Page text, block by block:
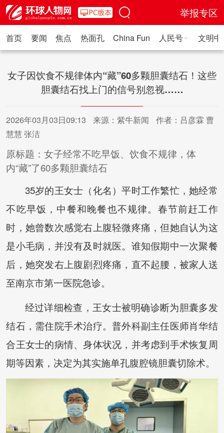
举报专区
首页 要闻 焦点 热面孔 China Fun 人民号 文明
女子因饮食不规律体内“藏”60多颗胆囊结石！这些
胆囊结石找上门的信号别忽视……
2026年03月03日09:13 来源：紫牛新闻
作者：吕彦霖 曹
慧慧 张洁
原标题：女子经常不吃早饭、饮食不规律，体
内“藏”了60多颗胆囊结石
35岁的王女士（化名）平时工作繁忙，她经常
不吃早饭，中餐和晚餐也不规律。春节前赶工作
时，她曾数次感觉右上腹轻微疼痛，但她自认为这
是小毛病，并没有及时就医。谁知假期中一次聚餐
后，她突发右上腹剧烈疼痛，直不起腰，被家人送
至南京市第一医院急诊。
经过详细检查，王女士被明确诊断为胆囊多发
结石，需住院手术治疗。普外科副主任医师肖华结
合王女士的病情、身体状况，并考虑到手术恢复周
期等因素，决定为其实施单孔腹腔镜胆囊切除术。